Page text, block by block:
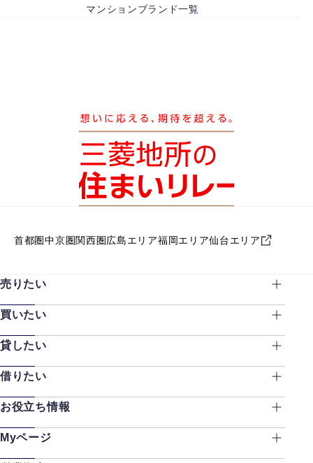
マンションブランド一覧
首都圏中京圏関西圏広島エリア福岡エリア仙台エリア
売りたい
買いたい
貸したい
借りたい
お役立ち情報
Myページ